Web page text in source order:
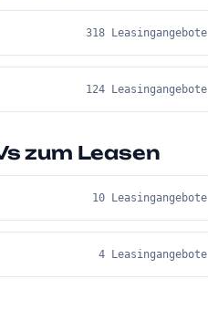
318 Leasingangebote
124 Leasingangebote
zum Leasen
10 Leasingangebote
4 Leasingangebote